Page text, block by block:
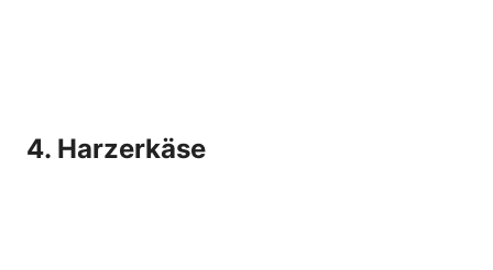
4. Harzerkäse